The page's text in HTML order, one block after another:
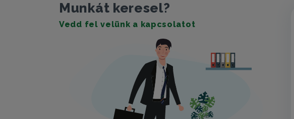
Munkát keresel?
Vedd fel velünk a kapcsolatot